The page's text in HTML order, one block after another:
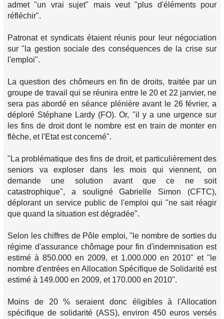
admet "un vrai sujet" mais veut "plus d'éléments pour
réfléchir".
Patronat et syndicats étaient réunis pour leur négociation
sur "la gestion sociale des conséquences de la crise sur
l'emploi".
La question des chômeurs en fin de droits, traitée par un
groupe de travail qui se réunira entre le 20 et 22 janvier, ne
sera pas abordé en séance plénière avant le 26 février, a
déploré Stéphane Lardy (FO). Or, "il y a une urgence sur
les fins de droit dont le nombre est en train de monter en
flèche, et l'Etat est concerné".
"La problématique des fins de droit, et particulièrement des
seniors va exploser dans les mois qui viennent, on
demande une solution avant que ce ne soit
catastrophique", a souligné Gabrielle Simon (CFTC),
déplorant un service public de l'emploi qui "ne sait réagir
que quand la situation est dégradée".
Selon les chiffres de Pôle emploi, "le nombre de sorties du
régime d'assurance chômage pour fin d'indemnisation est
estimé à 850.000 en 2009, et 1.000.000 en 2010" et "le
nombre d'entrées en Allocation Spécifique de Solidarité est
estimé à 149.000 en 2009, et 170.000 en 2010".
Moins de 20 % seraient donc éligibles à l'Allocation
spécifique de solidarité (ASS), environ 450 euros versés